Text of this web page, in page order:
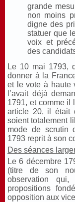
grande
non moins
digne des
statuer que
voix et
des
Le 10 mai 1793,
donner à la
et le vote à haute
l’avait déjà
1791, et comme il
article 20, il était
soient totalement
mode de scrutin
1793 reprit à son
Des séances
Le 6 décembre
(titre de son
observation
propositions
opposition aux